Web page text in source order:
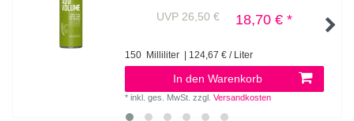
UVP 26,50 € 18,70 € *
150 Milliliter | 124,67 € / Liter
In den Warenkorb
*inkl. ges. MwSt. zzgl.Versandkosten